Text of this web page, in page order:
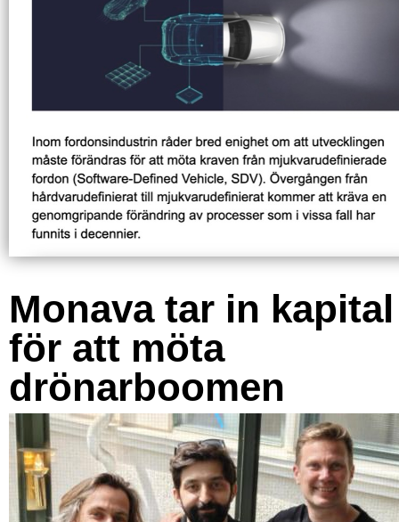
Monava tar in kapital
för att möta
drönarboomen